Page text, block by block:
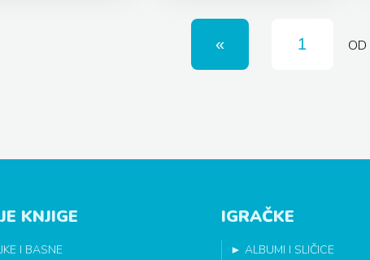
OD
KNJIGE
I BASNE
IGRAČKE
► ALBUMI I SLIČICE